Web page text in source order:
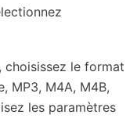
choisissez le format
MP3, M4A, M4B,
les paramètres